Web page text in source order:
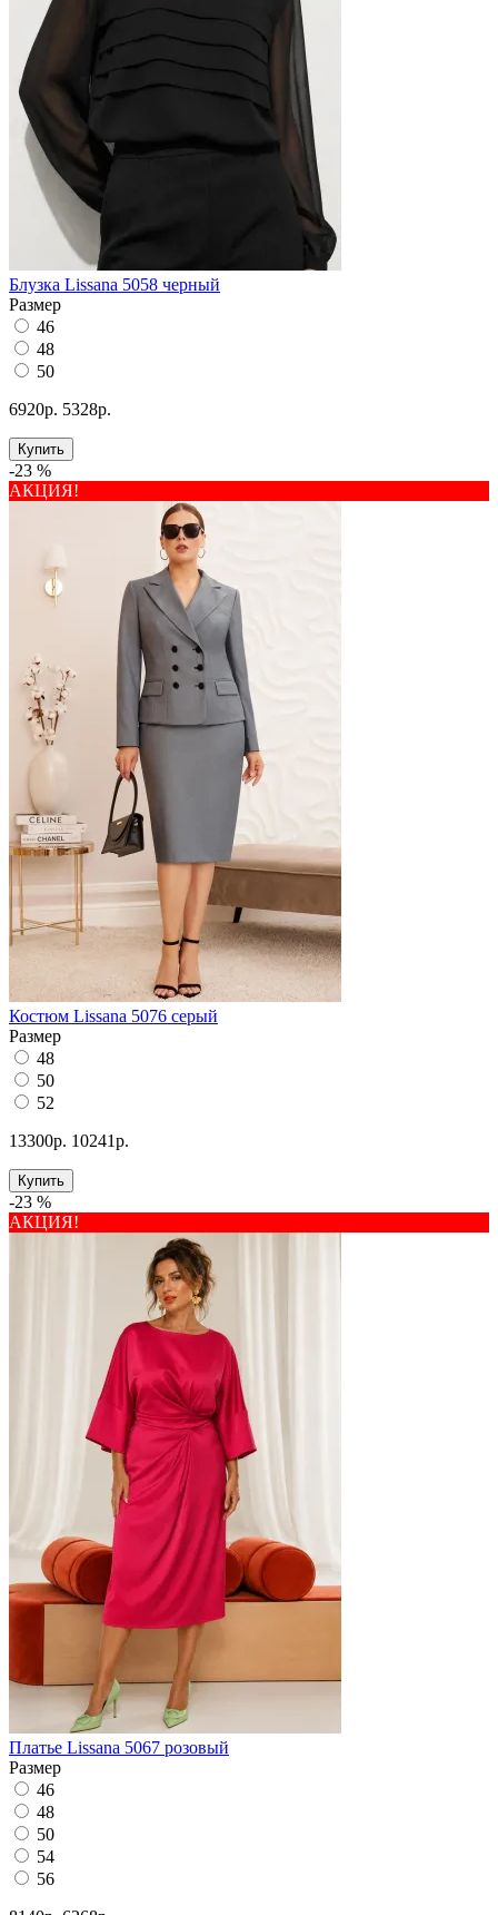
Блузка Lissana 5058 черный
Размер
46
48
50
6920р. 5328р.
Купить
-23 %
АКЦИЯ!
Костюм Lissana 5076 серый
Размер
48
50
52
13300р. 10241р.
Купить
-23 %
АКЦИЯ!
Платье Lissana 5067 розовый
Размер
46
48
50
54
56